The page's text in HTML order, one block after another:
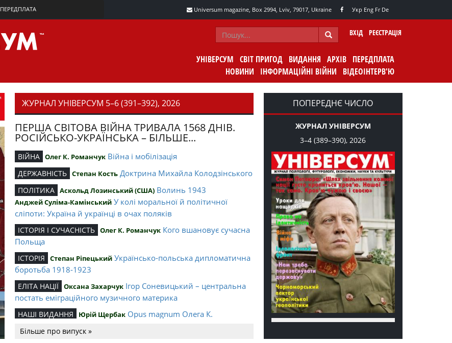
ПЕРЕДПЛАТА Universum magazine, Box 2994, Lviv, 79017, Ukraine Укр Eng Fr De
ВХІД РЕЄСТРАЦІЯ
УНІВЕРСУМ СВІТ ПРИГОД ВИДАННЯ АРХІВ ПЕРЕДПЛАТА
НОВИНИ
ІНФОРМАЦІЙНІ ВІЙНИ ВІДЕОІНТЕРВ'Ю
ЖУРНАЛ УНІВЕРСУМ 5–6 (391–392), 2026
ПЕРША СВІТОВА ВІЙНА ТРИВАЛА 1568 ДНІВ.
РОСІЙСЬКО-УКРАЇНСЬКА – БІЛЬШЕ...
ВІЙНА Олег К. Романчук Війна і мобілізація
ДЕРЖАВНІСТЬ Степан Кость Доктрина Михайла Колодзінського
ПОЛІТИКА Аскольд Лозинський (США) Волинь 1943
Анджей Суліма-Камінський У колі моральної й політичної
сліпоти: Україна й українці в очах поляків
ІСТОРІЯ І СУЧАСНІСТЬ Олег К. Романчук Кого вшановує сучасна
Польща
ІСТОРІЯ Степан Ріпецький Українсько-польська дипломатична
боротьба 1918-1923
ЕЛІТА НАЦІЇ Оксана Захарчук Ігор Соневицький – центральна
постать еміграційного музичного материка
НАШІ ВИДАННЯ Юрій Щербак Opus magnum Олега К.
Романчука
Більше про випуск »
ПОПЕРЕДНЄ ЧИСЛО
ЖУРНАЛ УНІВЕРСУМ
3–4 (389–390), 2026